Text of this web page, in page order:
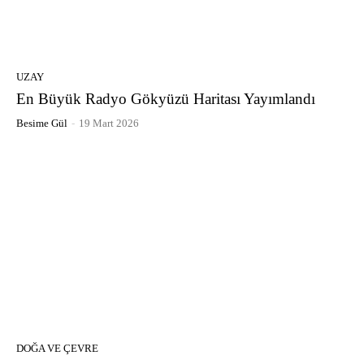
UZAY
En Büyük Radyo Gökyüzü Haritası Yayımlandı
Besime Gül - 19 Mart 2026
DOĞA VE ÇEVRE